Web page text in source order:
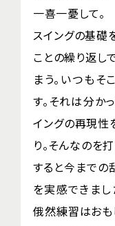
一喜一憂して。
スイングの基礎
ことの繰り返し
まう。いつも
す。それは分か
イングの再現性
り。そんなのを
すると今までの
を実感できまし
俄然練習はおも